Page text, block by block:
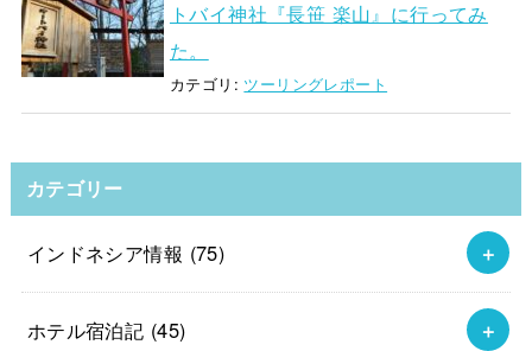
トバイ神社『長笹 楽山』に行ってみ
た。
カテゴリ: ツーリングレポート
カテゴリー
インドネシア情報 (75)
ホテル宿泊記 (45)